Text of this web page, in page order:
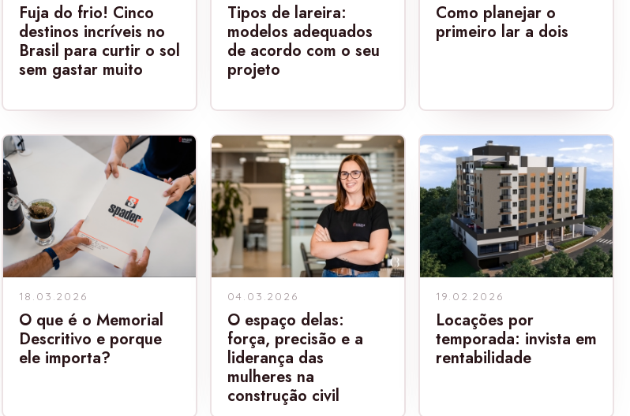
Fuja do frio! Cinco
destinos incríveis no
Brasil para curtir o sol
sem gastar muito
Tipos de lareira:
modelos adequados
de acordo com o seu
projeto
Como planejar o
primeiro lar a dois
18.03.2026
O que é o Memorial
Descritivo e porque
ele importa?
04.03.2026
O espaço delas:
força, precisão e a
liderança das
mulheres na
construção civil
19.02.2026
Locações por
temporada: invista em
rentabilidade